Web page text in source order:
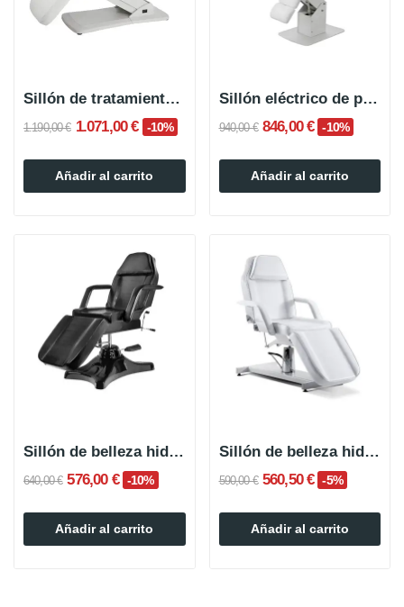
Sillón de tratamiento eléctrico SINTRA de 3...
1.190,00 € 1.071,00 € -10%
Añadir al carrito
Sillón eléctrico de podología/pedicura PEDIMA
940,00 € 846,00 € -10%
Añadir al carrito
Sillón de belleza hidráulico KIMA
640,00 € 576,00 € -10%
Añadir al carrito
Sillón de belleza hidráulico COVA
590,00 € 560,50 € -5%
Añadir al carrito